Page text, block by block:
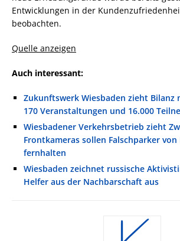
Entwicklungen in der
beobachten.
Quelle anzeigen
Auch interessant:
Zukunftswerk Wiesbaden zieht Bilanz
170 Veranstaltungen und 16.000
Wiesbadener Verkehrsbetrieb zieht
Frontkameras sollen Falschparker von
fernhalten
Wiesbaden zeichnet russische
Helfer aus der Nachbarschaft aus